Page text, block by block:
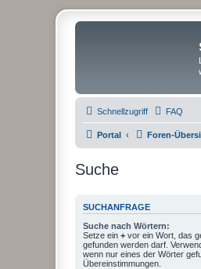
Schnellzugriff FAQ
Portal Foren-
Suche
SUCHANFRAGE
Suche nach Wörtern:
Setze ein + vor ein Wort, das
gefunden werden darf.
wenn nur eines der Wörter
Übereinstimmungen.